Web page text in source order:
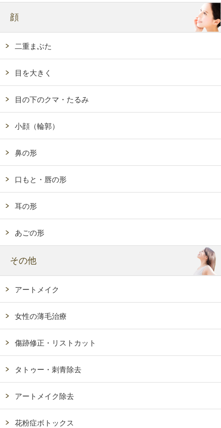
顔
二重まぶた
目を大きく
目の下のクマ・たるみ
小顔（輪郭）
鼻の形
口もと・唇の形
耳の形
あごの形
その他
アートメイク
女性の薄毛治療
傷跡修正・リストカット
タトゥー・刺青除去
アートメイク除去
花粉症ボトックス